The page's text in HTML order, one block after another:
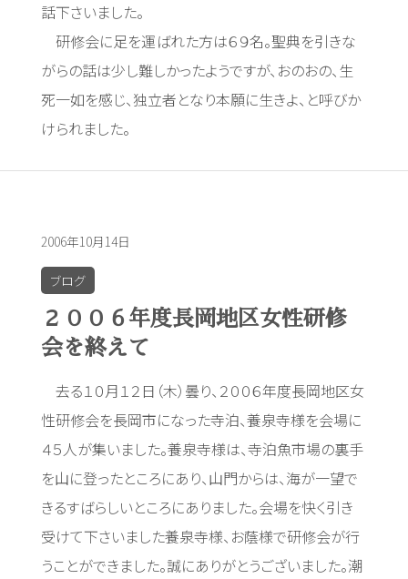
話下さいました。
研修会に足を運ばれた方は６９名。聖典を引きな
がらの話は少し難しかったようですが、おのおの、生
死一如を感じ、独立者となり本願に生きよ、と呼びか
けられました。
2006年10月14日
ブログ
２００６年度長岡地区女性研修
会を終えて
去る１０月１２日（木）曇り、２００６年度長岡地区女
性研修会を長岡市になった寺泊、養泉寺様を会場に
４５人が集いました。養泉寺様は、寺泊魚市場の裏手
を山に登ったところにあり、山門からは、海が一望で
きるすばらしいところにありました。会場を快く引き
受けて下さいました養泉寺様、お蔭様で研修会が行
うことができました。誠にありがとうございました。潮